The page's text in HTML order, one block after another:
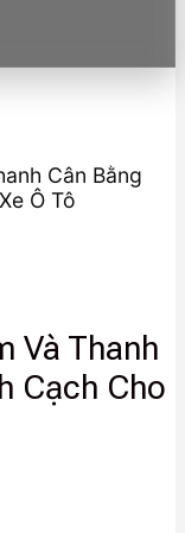
Cân Bằng
Ô Tô
Và Thanh
Cạch Cho